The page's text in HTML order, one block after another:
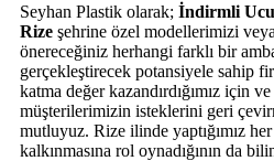
Seyhan Plastik olarak; İndirmli
Rize şehrine özel modellerimizi
önereceğiniz herhangi farklı bir
gerçekleştirecek potansiyele sahip
katma değer kazandırdığımız için
müşterilerimizin isteklerini geri
mutluyuz. Rize ilinde yaptığımız her
kalkınmasına rol oynadığının da